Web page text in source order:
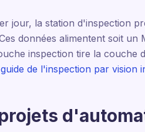
jour, la station d'inspection
données alimentent soit
inspection tire la couche
guide de l'inspection par vision